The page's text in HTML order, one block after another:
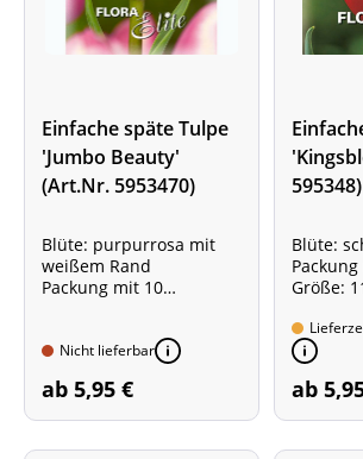
Einfache späte Tulpe
'Jumbo Beauty'
(Art.Nr. 5953470)
Blüte: purpurrosa mit
weißem Rand
Packung mit 10
Nicht lieferbar
ab 5,95 €
595348)
Blüte:
Größe:
ab